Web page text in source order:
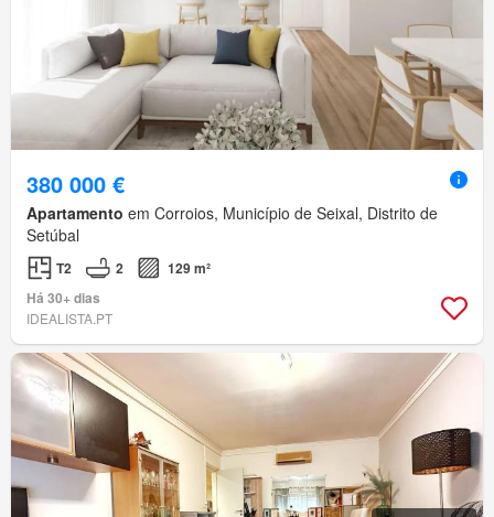
380 000 €
Apartamento em Corroios, Município de Seixal, Distrito de
Setúbal
T2 2
129 m²
Há 30+ dias
IDEALISTA.PT